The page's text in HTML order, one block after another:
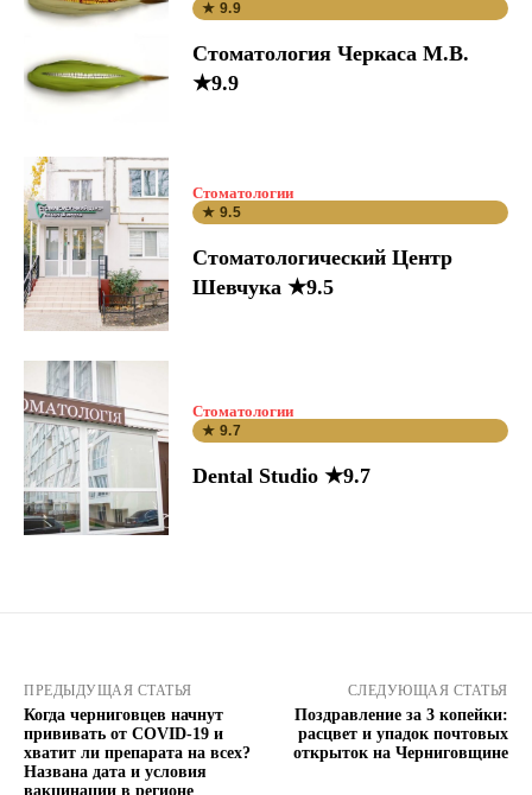
★ 9.9
Стоматология Черкаса М.В.
★9.9
Стоматологии
★ 9.5
Стоматологический Центр
Шевчука ★9.5
Стоматологии
★ 9.7
Dental Studio ★9.7
ПРЕДЫДУЩАЯ СТАТЬЯ
Когда черниговцев начнут
прививать от COVID-19 и
хватит ли препарата на всех?
Названа дата и условия
вакцинации в регионе
СЛЕДУЮЩАЯ СТАТЬЯ
Поздравление за 3 копейки:
расцвет и упадок почтовых
открыток на Черниговщине